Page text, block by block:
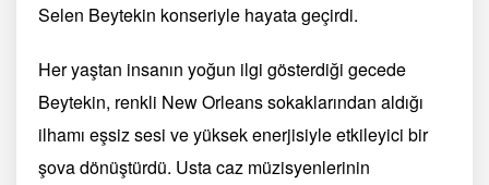
Selen Beytekin konseriyle hayata geçirdi.
Her yaştan insanın yoğun ilgi gösterdiği gecede
Beytekin, renkli New Orleans sokaklarından aldığı
ilhamı eşsiz sesi ve yüksek enerjisiyle etkileyici bir
şova dönüştürdü. Usta caz müzisyenlerinin